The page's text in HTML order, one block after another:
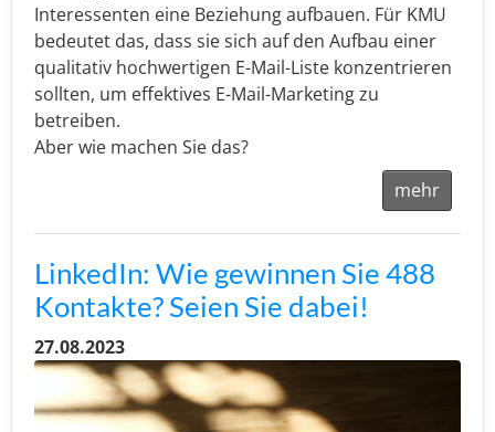
Interessenten eine Beziehung aufbauen. Für KMU
bedeutet das, dass sie sich auf den Aufbau einer
qualitativ hochwertigen E-Mail-Liste konzentrieren
sollten, um effektives E-Mail-Marketing zu
betreiben.
Aber wie machen Sie das?
mehr
LinkedIn: Wie gewinnen Sie 488
Kontakte? Seien Sie dabei!
27.08.2023